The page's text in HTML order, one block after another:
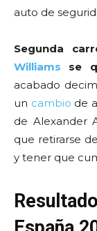
auto de
Segunda
Williams se
acabado
un cambio de
de Alexander
que retirarse
y tener que